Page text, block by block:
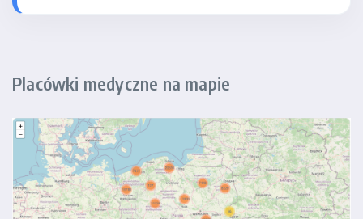
Placówki medyczne na mapie